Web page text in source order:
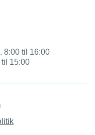
8:00 til 16:00
til 15:00